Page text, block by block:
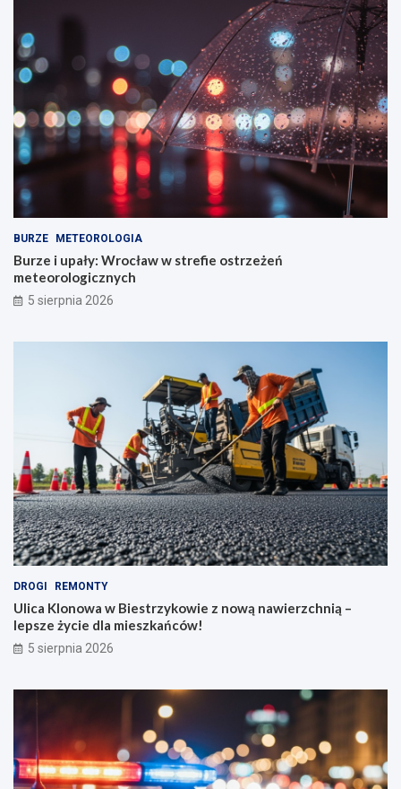
BURZE METEOROLOGIA
Burze i upały: Wrocław w strefie ostrzeżeń
meteorologicznych
5 sierpnia 2026
DROGI REMONTY
Ulica Klonowa w Biestrzykowie z nową nawierzchnią –
lepsze życie dla mieszkańców!
5 sierpnia 2026